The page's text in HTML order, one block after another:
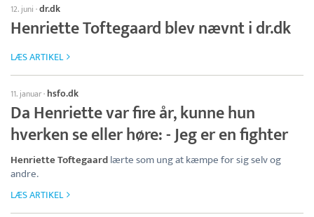
12. juni ·dr.dk
Henriette Toftegaard blev nævnt i dr.dk
LÆS ARTIKEL
11. januar· hsfo.dk
Da Henriette var fire år, kunne hun
hverken se eller høre: - Jeg er en fighter
Henriette Toftegaardlærte som ung at kæmpe for sig selv og
andre.
LÆS ARTIKEL